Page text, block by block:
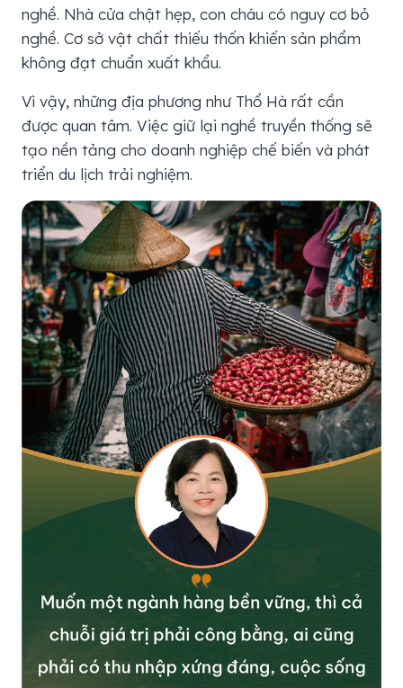
nghề. Nhà cửa chật hẹp, con cháu có nguy cơ bỏ
nghề. Cơ sở vật chất thiếu thốn khiến sản phẩm
không đạt chuẩn xuất khẩu.
Vì vậy, những địa phương như Thổ Hà rất cần
được quan tâm. Việc giữ lại nghề truyền thống sẽ
tạo nền tảng cho doanh nghiệp chế biến và phát
triển du lịch trải nghiệm.